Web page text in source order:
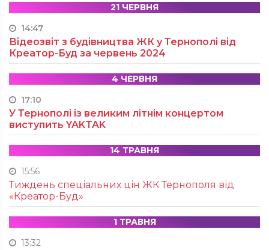
21 ЧЕРВНЯ
14:47
Відеозвіт з будівництва ЖК у Тернополі від
Креатор-Буд за червень 2024
4 ЧЕРВНЯ
17:10
У Тернополі із великим літнім концертом
виступить YAKTAK
14 ТРАВНЯ
15:56
Тиждень спеціальних цін ЖК Тернополя від
«Креатор-Буд»
1 ТРАВНЯ
13:32